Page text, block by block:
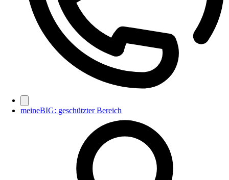
meineBIG: geschützter Bereich